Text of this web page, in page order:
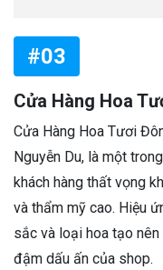
#03
Cửa Hàng Hoa
Cửa Hàng Hoa Tươi
Nguyễn Du, là một
khách hàng thất vọng
và thẩm mỹ cao. Hiệu
sắc và loại hoa tạo
đậm dấu ấn của shop.